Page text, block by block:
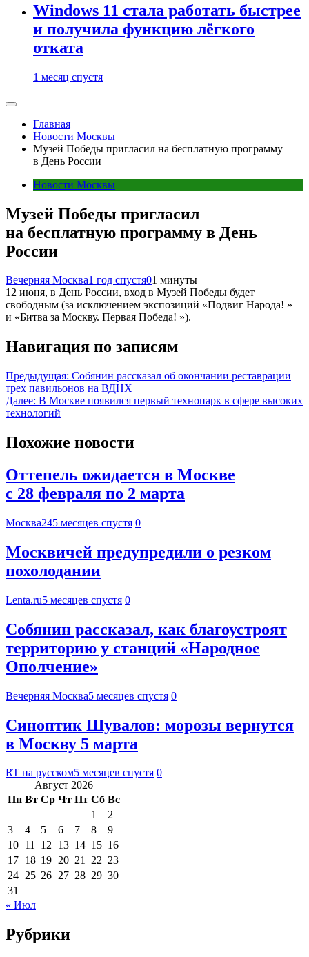
Windows 11 стала работать быстрее
и получила функцию лёгкого
отката
1 месяц спустя
Главная
Новости Москвы
Музей Победы пригласил на бесплатную программу
в День России
Новости Москвы
Музей Победы пригласил
на бесплатную программу в День
России
Вечерняя Москва1 год спустя01 минуты
12 июня, в День России, вход в Музей Победы будет
свободным (за исключением экспозиций «Подвиг Народа! »
и «Битва за Москву. Первая Победа! »).
Навигация по записям
Предыдущая: Собянин рассказал об окончании реставрации
трех павильонов на ВДНХ
Далее: В Москве появился первый технопарк в сфере высоких
технологий
Похожие новости
Оттепель ожидается в Москве
с 28 февраля по 2 марта
Москва245 месяцев спустя 0
Москвичей предупредили о резком
похолодании
Lenta.ru5 месяцев спустя 0
Собянин рассказал, как благоустроят
территорию у станций «Народное
Ополчение»
Вечерняя Москва5 месяцев спустя 0
Синоптик Шувалов: морозы вернутся
в Москву 5 марта
RT на русском5 месяцев спустя 0
Август 2026
Пн Вт Ср Чт Пт Сб Вс
1
2
3
4 5 6 7 8
9
10 11 12 13 14 15 16
17 18 19 20 21 22 23
24 25 26 27 28 29 30
31
« Июл
Рубрики